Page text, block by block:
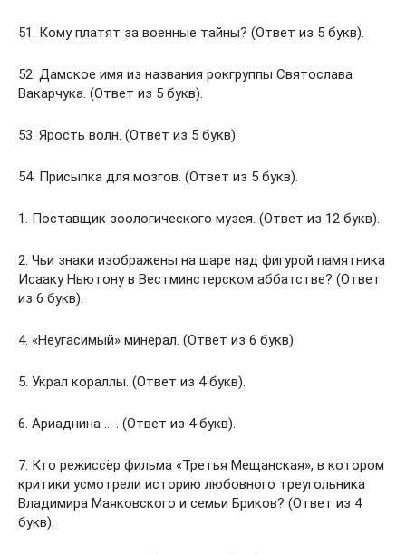
51. Кому платят за военные тайны? (Ответ из 5 букв).
52. Дамское имя из названия рок­группы Святослава
Вакарчука. (Ответ из 5 букв).
53. Ярость волн. (Ответ из 5 букв).
54. Присыпка для мозгов. (Ответ из 5 букв).
1. Поставщик зоологического музея. (Ответ из 12 букв).
2. Чьи знаки изображены на шаре над фигурой памятника
Исааку Ньютону в Вестминстерском аббатстве? (Ответ
из 6 букв).
4. «Неугасимый» минерал. (Ответ из 6 букв).
5. Украл кораллы. (Ответ из 4 букв).
6. Ариаднина … . (Ответ из 4 букв).
7. Кто режиссёр фильма «Третья Мещанская», в котором
критики усмотрели историю любовного треугольника
Владимира Маяковского и семьи Бриков? (Ответ из 4
букв).